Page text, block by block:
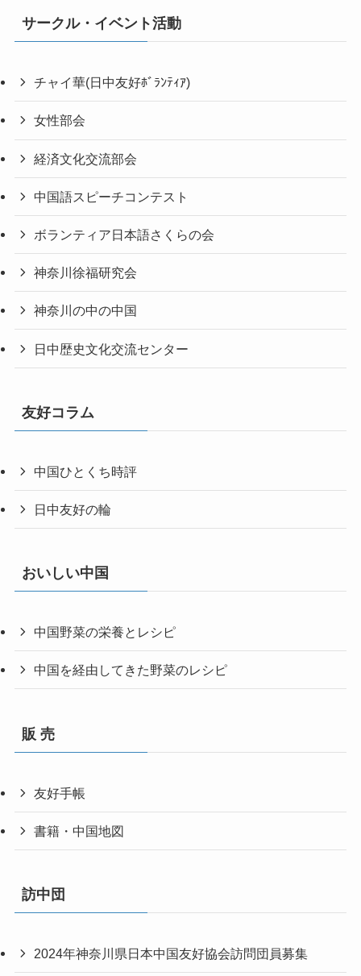
サークル・イベント活動
チャイ華(日中友好ﾎﾞﾗﾝﾃｨｱ)
女性部会
経済文化交流部会
中国語スピーチコンテスト
ボランティア日本語さくらの会
神奈川徐福研究会
神奈川の中の中国
日中歴史文化交流センター
友好コラム
中国ひとくち時評
日中友好の輪
おいしい中国
中国野菜の栄養とレシピ
中国を経由してきた野菜のレシピ
販 売
友好手帳
書籍・中国地図
訪中団
2024年神奈川県日本中国友好協会訪問団員募集